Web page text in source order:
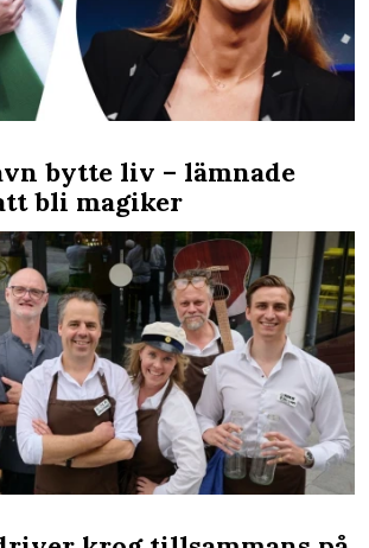
bytte liv – lämnade
bli magiker